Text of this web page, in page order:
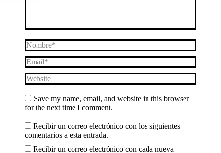
Nombre *
Email *
Website
Save my name, email, and website in this browser
for the next time I comment.
Recibir un correo electrónico con los siguientes
comentarios a esta entrada.
Recibir un correo electrónico con cada nueva